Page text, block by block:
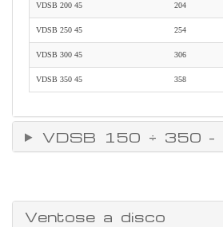
VDSB 200 45 204
VDSB 250 45 254
VDSB 300 45 306
VDSB 350 45 358
VDSB 150 ÷ 350 -
Ventose a disco